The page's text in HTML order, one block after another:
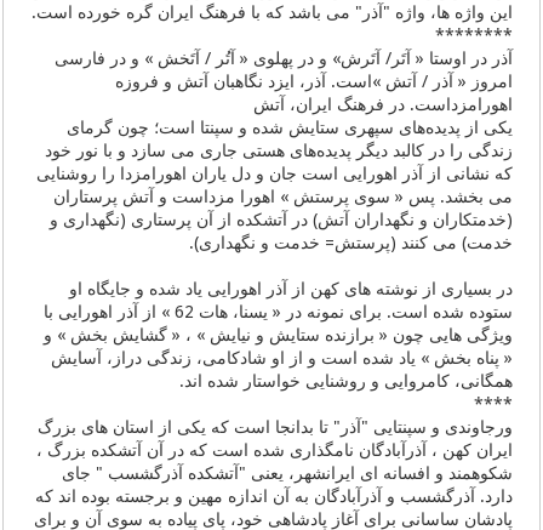
این واژه ها، واژه "آذر" می باشد که با فرهنگ ایران گره خورده است.
********
آذر در اوستا « آتَر/ آتَرش» و در پهلوی « آتُر / آتَخش » و در فارسی
امروز « آذر / آتش »است. آذر، ایزد نگاهبان آتش و فروزه
اهورامزداست. در فرهنگ ایران، آتش
یکی از پدیده‌های سپهری ستایش شده و سپنتا است؛ چون گرمای
زندگی را در کالبد دیگر پدیده‌های هستی جاری می سازد و با نور خود
که نشانی از آذر اهورایی است جان و دل یاران اهورامزدا را روشنایی
می بخشد. پس « سوی پرستش » اهورا مزداست و آتش پرستاران
(خدمتکاران و نگهداران آتش) در آتشکده از آن پرستاری (نگهداری و
خدمت) می کنند (پرستش= خدمت و نگهداری).
در بسیاری از نوشته های کهن از آذر اهورایی یاد شده و جایگاه او
ستوده شده است. برای نمونه در « یسنا، هات 62 » از آذر اهورایی با
ویژگی هایی چون « برازنده ستایش و نیایش » ، « گشایش بخش » و
« پناه بخش » یاد شده است و از او شادکامی، زندگی دراز، آسایش
همگانی، کامروایی و روشنایی خواستار شده اند.
****
ورجاوندی و سپنتایی "آذر" تا بدانجا است که یکی از استان های بزرگ
ایران کهن ، آذرآبادگان نامگذاری شده است که در آن آتشکده بزرگ ،
شکوهمند و افسانه ای ایرانشهر، یعنی "آتشکده آذرگشسب " جای
دارد. آذرگشسب و آذرآبادگان به آن اندازه مهین و برجسته بوده اند که
پادشان ساسانی برای آغاز پادشاهی خود، پای پیاده به سوی آن و برای